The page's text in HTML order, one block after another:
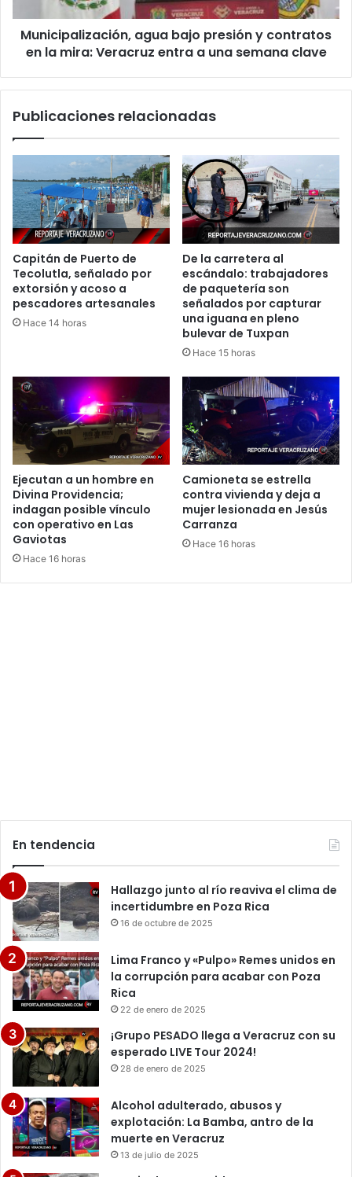
mira:
Veracruz
entra
clave
Municipalización, agua bajo presión y contratos
en la mira: Veracruz entra a una semana clave
Publicaciones relacionadas
Capitán de Puerto de
Tecolutla, señalado por
extorsión y acoso a
pescadores artesanales
Hace 14 horas
De la carretera al
escándalo: trabajadores
de paquetería son
señalados por capturar
una iguana en pleno
bulevar de Tuxpan
Hace 15 horas
Ejecutan a un hombre en
Divina Providencia;
indagan posible vínculo
con operativo en Las
Gaviotas
Hace 16 horas
Camioneta se estrella
contra vivienda y deja a
mujer lesionada en Jesús
Carranza
Hace 16 horas
En tendencia
Hallazgo junto al río reaviva el clima de
incertidumbre en Poza Rica
16 de octubre de 2025
Lima Franco y «Pulpo» Remes unidos en
la corrupción para acabar con Poza
Rica
22 de enero de 2025
¡Grupo PESADO llega a Veracruz con su
esperado LIVE Tour 2024!
28 de enero de 2025
Alcohol adulterado, abusos y
explotación: La Bamba, antro de la
muerte en Veracruz
13 de julio de 2025